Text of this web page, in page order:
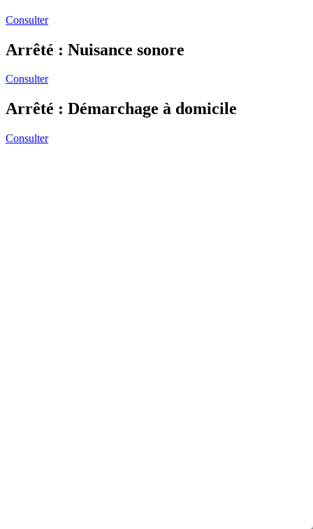
Consulter
Arrêté : Nuisance sonore
Consulter
Arrêté : Démarchage à domicile
Consulter